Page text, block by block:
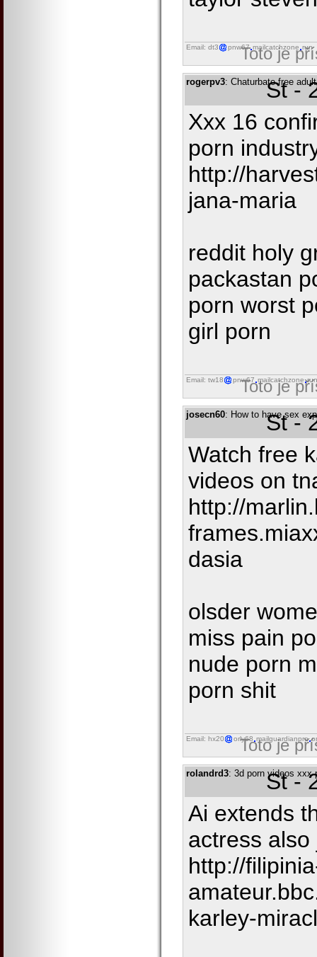
Email: dt3 pnw67 mailcatchzone run
Toto je
rogerpv3: Chaturbate free
St -
Xxx 16
porn
http://
jana-maria
reddit holy
packastan
porn worst
girl porn
Email: tw18 pnw67 mailcatchzone run
Toto je
josecn60: How to have sex
St -
Watch free
videos on
http://
dasia
olsder
miss pain
nude porn
porn shit
Email: hx20 orly68 mailguardianpro
Toto je
rolandrd3: 3d porn videos xxx
St -
Ai extends
actress
http://
karley-